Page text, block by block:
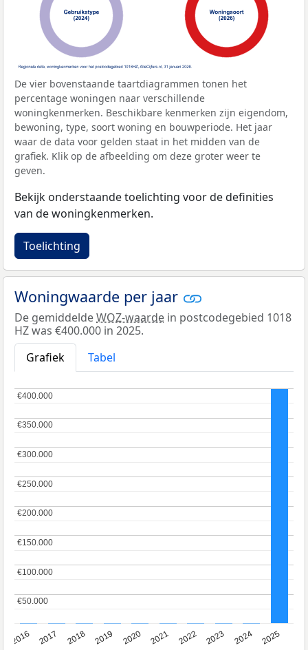
De vier bovenstaande taartdiagrammen tonen het
percentage woningen naar verschillende
woningkenmerken. Beschikbare kenmerken zijn eigendom,
bewoning, type, soort woning en bouwperiode. Het jaar
waar de data voor gelden staat in het midden van de
grafiek. Klik op de afbeelding om deze groter weer te
geven.
Bekijk onderstaande toelichting voor de definities
van de woningkenmerken.
Toelichting
Woningwaarde per jaar
De gemiddeldeWOZ-waarde in postcodegebied 1018
HZ was €400.000 in 2025.
Grafiek
Tabel
2016 2017 2018 2019 2020 2021 2022 2023 2024 2025
€50.000
€50.000
€100.000
€100.000
€150.000
€150.000
€200.000
€200.000
€250.000
€250.000
€300.000
€300.000
€350.000
€350.000
€400.000
€400.000